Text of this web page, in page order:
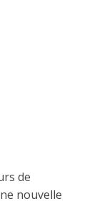
de
nouvelle